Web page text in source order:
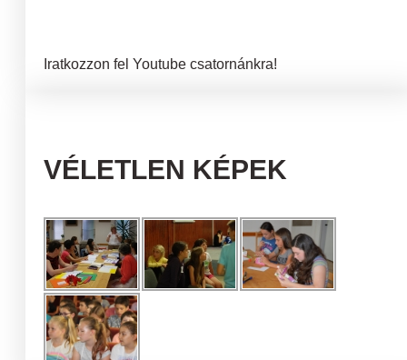
Iratkozzon fel Youtube csatornánkra!
VÉLETLEN KÉPEK